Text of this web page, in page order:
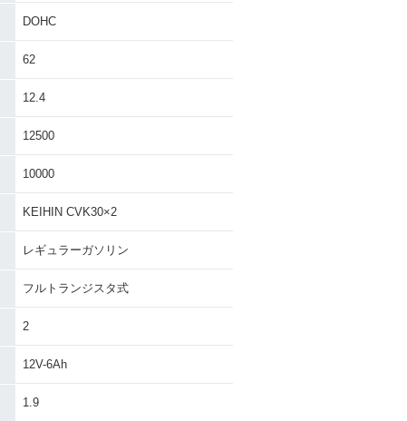
DOHC
62
12.4
12500
10000
KEIHIN CVK30×2
レギュラーガソリン
フルトランジスタ式
2
12V-6Ah
1.9